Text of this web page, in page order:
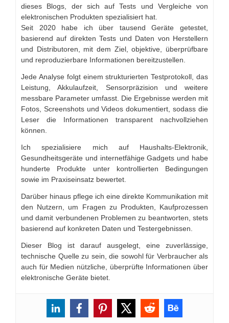
dieses Blogs, der sich auf Tests und Vergleiche von
elektronischen Produkten spezialisiert hat.
Seit 2020 habe ich über tausend Geräte getestet,
basierend auf direkten Tests und Daten von Herstellern
und Distributoren, mit dem Ziel, objektive, überprüfbare
und reproduzierbare Informationen bereitzustellen.
Jede Analyse folgt einem strukturierten Testprotokoll, das
Leistung, Akkulaufzeit, Sensorpräzision und weitere
messbare Parameter umfasst. Die Ergebnisse werden mit
Fotos, Screenshots und Videos dokumentiert, sodass die
Leser die Informationen transparent nachvollziehen
können.
Ich spezialisiere mich auf Haushalts-Elektronik,
Gesundheitsgeräte und internetfähige Gadgets und habe
hunderte Produkte unter kontrollierten Bedingungen
sowie im Praxiseinsatz bewertet.
Darüber hinaus pflege ich eine direkte Kommunikation mit
den Nutzern, um Fragen zu Produkten, Kaufprozessen
und damit verbundenen Problemen zu beantworten, stets
basierend auf konkreten Daten und Testergebnissen.
Dieser Blog ist darauf ausgelegt, eine zuverlässige,
technische Quelle zu sein, die sowohl für Verbraucher als
auch für Medien nützliche, überprüfte Informationen über
elektronische Geräte bietet.